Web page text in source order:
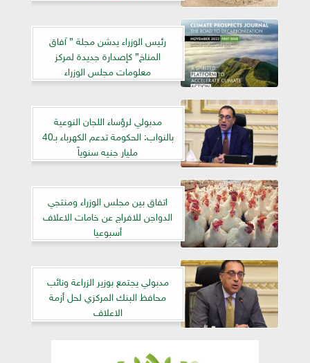
رئيس الوزراء يدشن مجلة ” آفاق
المناخ” كإصدارة جديدة لمركز
معلومات مجلس الوزراء
مدبولي لرؤساء اللجان النوعية
بالنواب: الحكومة تدعم الكهرباء بـ40
مليار جنيه سنوياً
اتفاق بين مجلس الوزراء ومنتجي
الدواجن للافراج عن خامات الاعلاف
أسبوعيا
مدبولي يجتمع بوزير الزراعة ونائب
محافظ البنك المركزي لحل أزمة
الاعلاف